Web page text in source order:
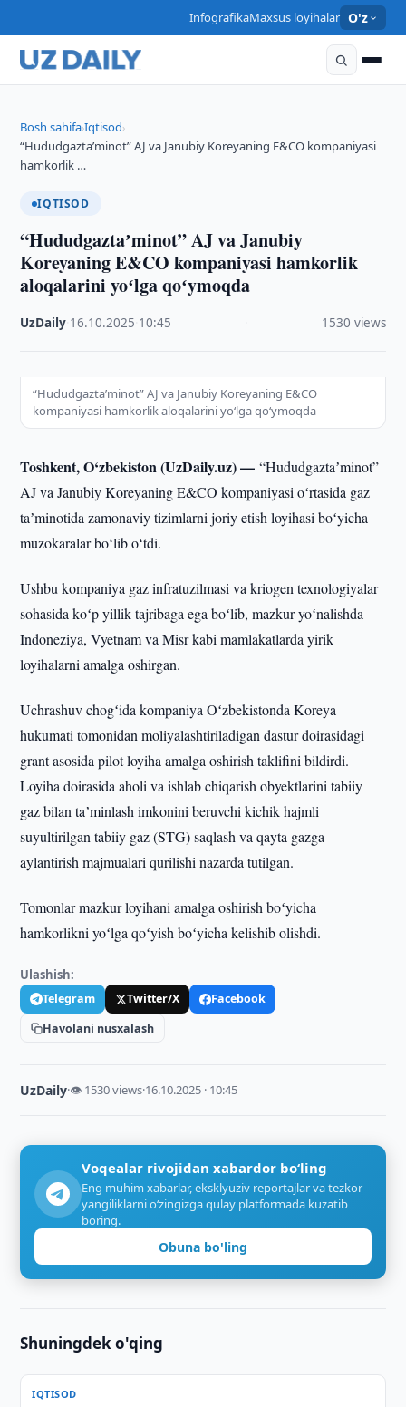
InfografikaMaxsus loyihalar O'z
Bosh sahifa›Iqtisod›
“Hududgaztaʼminot” AJ va Janubiy Koreyaning E&CO kompaniyasi
hamkorlik …
IQTISOD
“Hududgaztaʼminot” AJ va Janubiy
Koreyaning E&CO kompaniyasi hamkorlik
aloqalarini yoʻlga qoʻymoqda
UzDaily 16.10.2025 10:45 1530 views
“Hududgaztaʼminot” AJ va Janubiy Koreyaning E&CO
kompaniyasi hamkorlik aloqalarini yoʻlga qoʻymoqda
Toshkent, O‘zbekiston (UzDaily.uz) —“Hududgaztaʼminot”
AJ va Janubiy Koreyaning E&CO kompaniyasi oʻrtasida gaz
taʼminotida zamonaviy tizimlarni joriy etish loyihasi boʻyicha
muzokaralar boʻlib oʻtdi.
Ushbu kompaniya gaz infratuzilmasi va kriogen texnologiyalar
sohasida koʻp yillik tajribaga ega boʻlib, mazkur yoʻnalishda
Indoneziya, Vyetnam va Misr kabi mamlakatlarda yirik
loyihalarni amalga oshirgan.
Uchrashuv chogʻida kompaniya Oʻzbekistonda Koreya
hukumati tomonidan moliyalashtiriladigan dastur doirasidagi
grant asosida pilot loyiha amalga oshirish taklifini bildirdi.
Loyiha doirasida aholi va ishlab chiqarish obyektlarini tabiiy
gaz bilan taʼminlash imkonini beruvchi kichik hajmli
suyultirilgan tabiiy gaz (STG) saqlash va qayta gazga
aylantirish majmualari qurilishi nazarda tutilgan.
Tomonlar mazkur loyihani amalga oshirish boʻyicha
hamkorlikni yoʻlga qoʻyish boʻyicha kelishib olishdi.
Ulashish:
Telegram Twitter/X
Facebook
Havolani nusxalash
UzDaily·👁 1530 views·16.10.2025 · 10:45
Voqealar rivojidan xabardor bo‘ling
Eng muhim xabarlar, eksklyuziv reportajlar va tezkor
yangiliklarni o‘zingizga qulay platformada kuzatib
boring.
Obuna bo'ling
Shuningdek o'qing
IQTISOD